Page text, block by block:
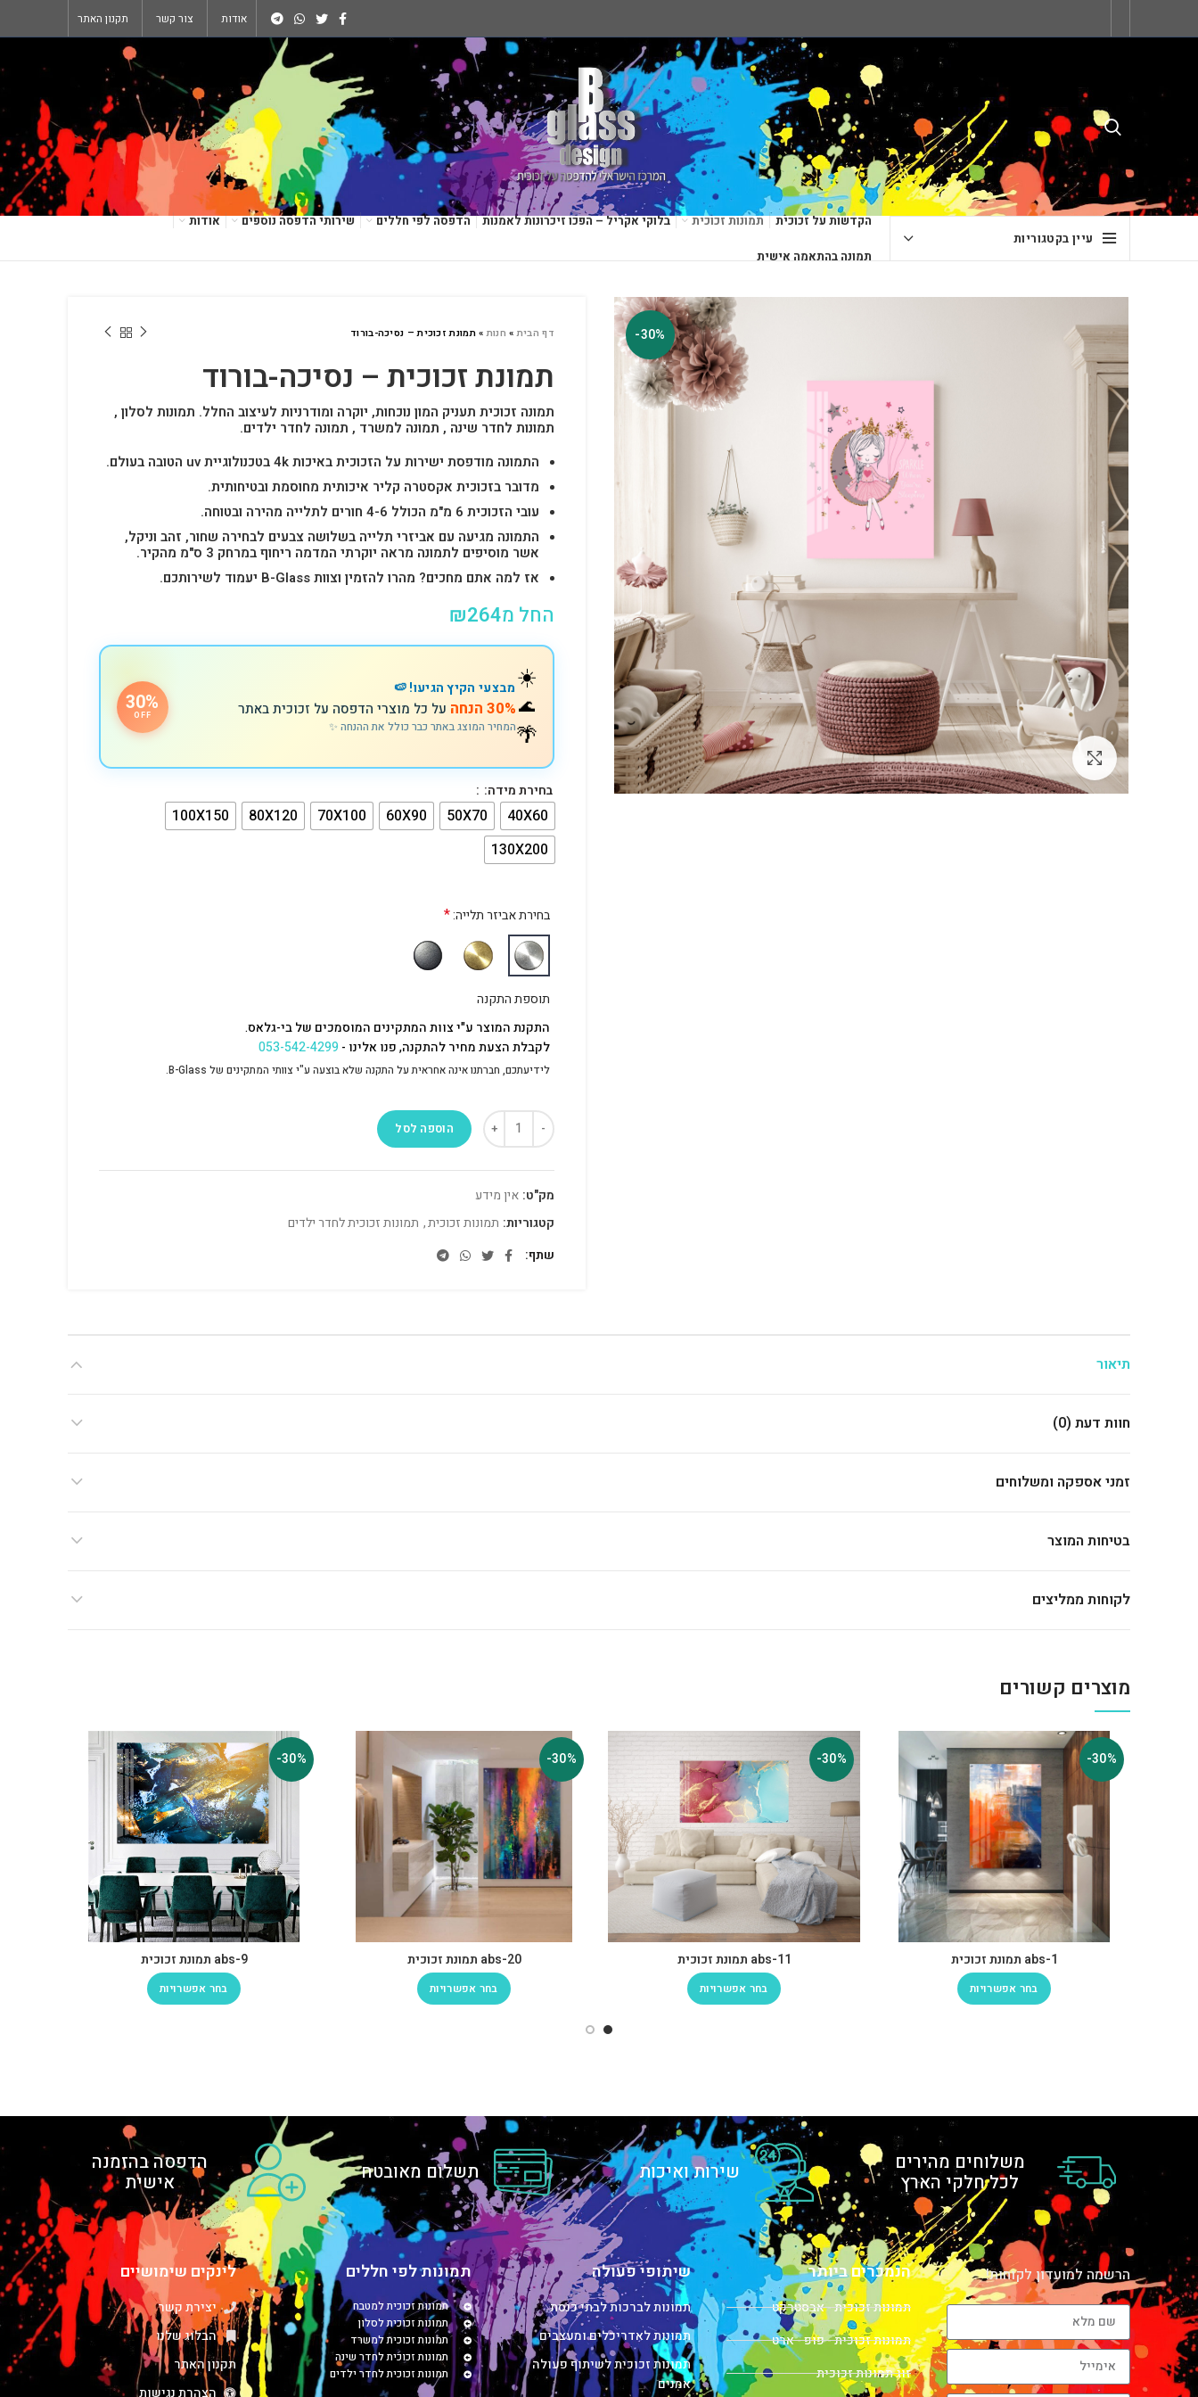
אודות צור קשר תקנון האתר
עיין בקטגוריות
הקדשות על זכוכית תמונות זכוכית בלוקי אקריל – הפכו זיכרונות לאמנות הדפסה לפי חללים שירותי הדפסה נוספים אודות
תמונה בהתאמה אישית
-30%
לחץ להגדלה
דף הבית» חנות»תמונת זכוכית – נסיכה-בורוד
תמונת זכוכית – נסיכה-בורוד
תמונה זכוכית תעניק המון נוכחות, יוקרה ומודרניות לעיצוב החלל. תמונות לסלון ,
תמונות לחדר שינה , תמונה למשרד , תמונה לחדר ילדים.
התמונה מודפסת ישירות על הזכוכית באיכות 4k בטכנולוגיית uv הטובה בעולם.
מדובר בזכוכית אקסטרה קליר איכותית מחוסמת ובטיחותית.
עובי הזכוכית 6 מ"מ הכולל 4-6 חורים לתלייה מהירה ובטוחה.
התמונה מגיעה עם אביזרי תלייה בשלושה צבעים לבחירה שחור, זהב וניקל,
אשר מוסיפים לתמונה מראה יוקרתי המדמה ריחוף במרחק 3 ס"מ מהקיר.
אז למה אתם מחכים? מהרו להזמין וצוות B-Glass יעמוד לשירותכם.
החל מ ₪264
☀️
🌊
🌴
מבצעי הקיץ הגיעו! 🍉
30% הנחה על כל מוצרי הדפסה על זכוכית באתר
המחיר המוצג באתר כבר כולל את ההנחה ✨
30%
OFF
בחירת מידה:
40X60
50X70
60X90
70X100
80X120
100X150
130X200
בחירת אביזר תלייה:*
תוספת התקנה
התקנת המוצר ע"י צוות המתקינים המוסמכים של בי-גלאס.
לקבלת הצעת מחיר להתקנה, פנו אלינו -053-542-4299
לידיעתכם, חברתנו אינה אחראית על התקנה שלא בוצעה ע"י צוותי המתקינים של B-Glass.
הוספה לסל
מק"ט: אין מידע
קטגוריות: תמונות זכוכית, תמונות זכוכית לחדר ילדים
שתף
תיאור
חוות דעת (0)
זמני אספקה ומשלוחים
בטיחות המוצר
לקוחות ממליצים
מוצרים קשורים
-30%
abs-1 תמונת זכוכית
בחר אפשרויות
-30%
abs-11 תמונת זכוכית
בחר אפשרויות
-30%
abs-20 תמונת זכוכית
בחר אפשרויות
-30%
abs-9 תמונת זכוכית
בחר אפשרויות
משלוחים מהירים
לכל חלקי הארץ שירות ואיכות תשלום מאובטח הדפסה בהזמנה
אישית
הרשמה למועדון לקוחות! הנמכרים ביותר
תמונות זכוכית - אבסטרקט
תמונות זכוכית - פופ - ארט
זוג תמונות זכוכית
שיתופי פעולה
תמונות לברכות לבתי כנסת
תמונות לאדריכלים ומעצבים
תמונות זכוכית לשיתוף פעולה
אמנים
תמונות לפי חללים
תמונות זכוכית למטבח
תמונות זכוכית לסלון
תמונות זכוכית למשרד
תמונות זכוכית לחדר שינה
תמונות זכוכית לחדר ילדים
לינקים שימושיים
יצירת קשר
הבלוג שלנו
תקנון האתר
הצהרת נגישות